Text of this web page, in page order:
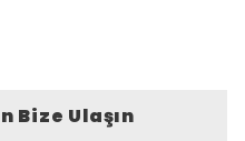
Bize Ulaşın